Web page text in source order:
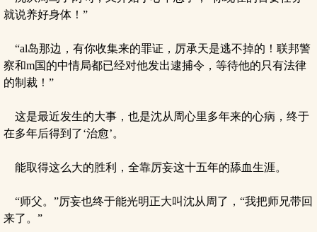
就说养好身体！”
“al岛那边，有你收集来的罪证，厉承天是逃不掉的！联邦警
察和m国的中情局都已经对他发出逮捕令，等待他的只有法律
的制裁！”
这是最近发生的大事，也是沈从周心里多年来的心病，终于
在多年后得到了‘治愈’。
能取得这么大的胜利，全靠厉妄这十五年的舔血生涯。
“师父。”厉妄也终于能光明正大叫沈从周了，“我把师兄带回
来了。”